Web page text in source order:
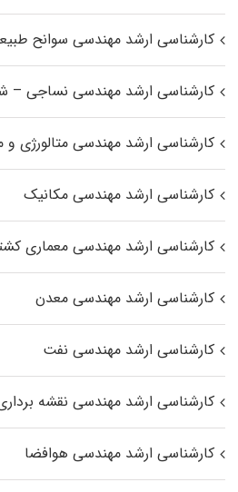
کارشناسی ارشد مهندسی سوانح
کارشناسی ارشد مهندسی نساجی –
کارشناسی ارشد مهندسی متالورژی و
کارشناسی ارشد مهندسی مکانیک
کارشناسی ارشد مهندسی معماری
کارشناسی ارشد مهندسی معدن
کارشناسی ارشد مهندسی نفت
کارشناسی ارشد مهندسی نقشه
کارشناسی ارشد مهندسی هوافضا